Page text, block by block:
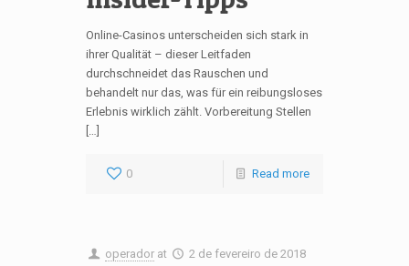
Online-Casinos unterscheiden sich stark in
ihrer Qualität – dieser Leitfaden
durchschneidet das Rauschen und
behandelt nur das, was für ein reibungsloses
Erlebnis wirklich zählt. Vorbereitung Stellen
[…]
0 Read more
operador at 2 de fevereiro de 2018